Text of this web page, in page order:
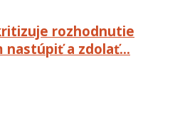
rozhodnutie
nastúpiť a zdolať…